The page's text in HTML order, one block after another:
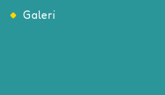
Galeri